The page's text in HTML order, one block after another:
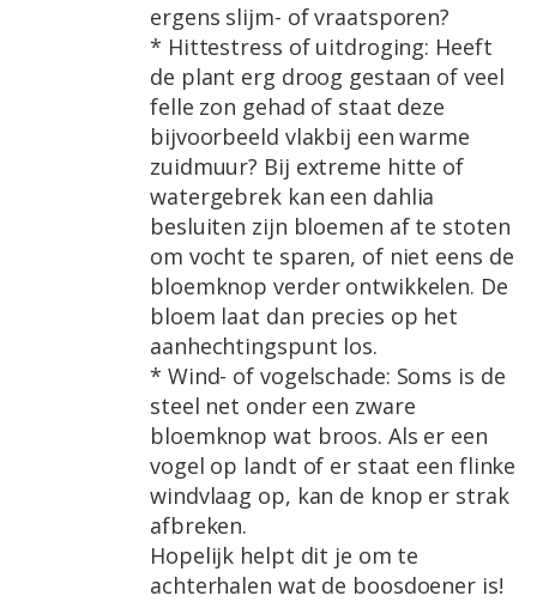
ergens slijm- of vraatsporen?
* Hittestress of uitdroging: Heeft
de plant erg droog gestaan of veel
felle zon gehad of staat deze
bijvoorbeeld vlakbij een warme
zuidmuur? Bij extreme hitte of
watergebrek kan een dahlia
besluiten zijn bloemen af te stoten
om vocht te sparen, of niet eens de
bloemknop verder ontwikkelen. De
bloem laat dan precies op het
aanhechtingspunt los.
* Wind- of vogelschade: Soms is de
steel net onder een zware
bloemknop wat broos. Als er een
vogel op landt of er staat een flinke
windvlaag op, kan de knop er strak
afbreken.
Hopelijk helpt dit je om te
achterhalen wat de boosdoener is!